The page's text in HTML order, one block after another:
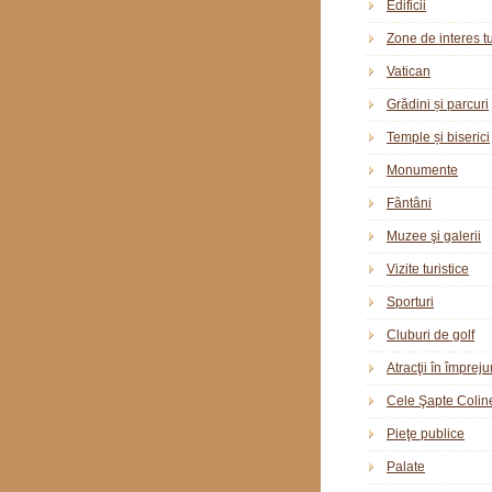
Edificii
Zone de interes
Vatican
Grădini și parcuri
Temple și biserici
Monumente
Fântâni
Muzee şi galerii
Vizite turistice
Sporturi
Cluburi de golf
Atracţii în
Cele Şapte
Pieţe publice
Palate